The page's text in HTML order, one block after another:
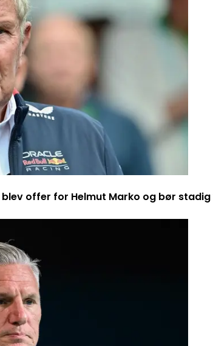
offer for Helmut Marko og bør stadig